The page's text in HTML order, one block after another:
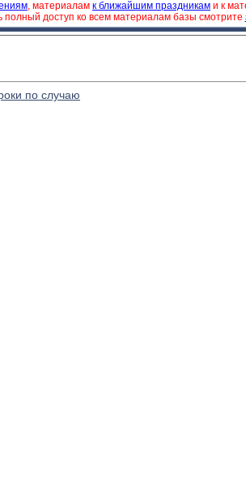
, материалам к ближайшим праздникам и к
полный доступ ко всем материалам базы смотрите
по случаю